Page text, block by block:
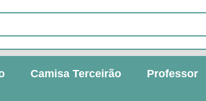
Camisa Terceirão Professor